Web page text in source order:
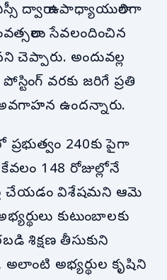
ద్వారా ఉపాధ్యాయురాలిగా
సేవలందించిన
చెప్పారు. అందువల్ల
వరకు జరిగే ప్రతి
అవగాహన ఉందన్నారు.
240కు పైగా
కేవలం 148 రోజుల్లోనే
చేయడం విశేషమని ఆమె
కుటుంబాలకు
శిక్షణ తీసుకుని
అలాంటి అభ్యర్థుల కృషిని